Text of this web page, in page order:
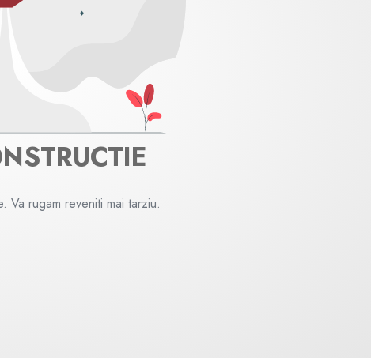
Va rugam reveniti mai tarziu.